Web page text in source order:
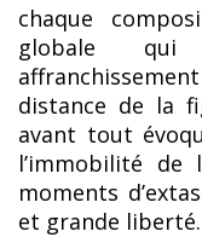
chaque
globale qui
distance de la
avant tout
l’immobilité
moments
et grande liberté.